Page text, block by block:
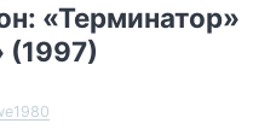
«Терминатор»
(1997)